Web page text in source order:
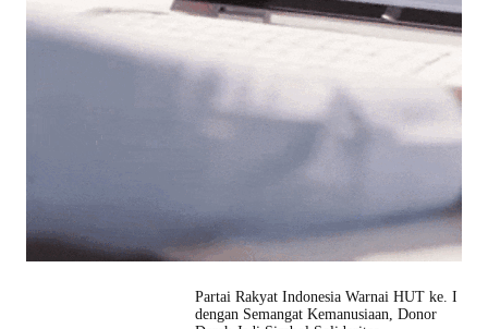
Partai Rakyat Indonesia Warnai HUT ke. I
dengan Semangat Kemanusiaan, Donor